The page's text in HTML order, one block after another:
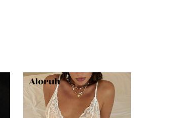
6.2K 8.6K